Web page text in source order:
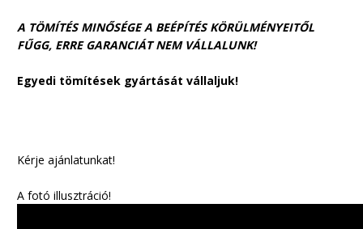
A TÖMÍTÉS MINŐSÉGE A BEÉPÍTÉS KÖRÜLMÉNYEITŐL
FŰGG, ERRE GARANCIÁT NEM VÁLLALUNK!
Egyedi tömítések gyártását vállaljuk!
Kérje ajánlatunkat!
A fotó illusztráció!